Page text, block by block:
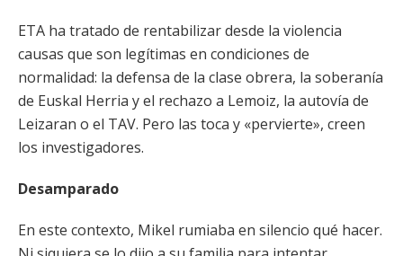
ETA ha tratado de rentabilizar desde la violencia
causas que son legítimas en condiciones de
normalidad: la defensa de la clase obrera, la soberanía
de Euskal Herria y el rechazo a Lemoiz, la autovía de
Leizaran o el TAV. Pero las toca y «pervierte», creen
los investigadores.
Desamparado
En este contexto, Mikel rumiaba en silencio qué hacer.